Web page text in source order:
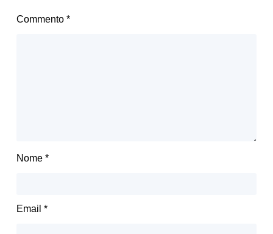
Commento *
Nome *
Email *